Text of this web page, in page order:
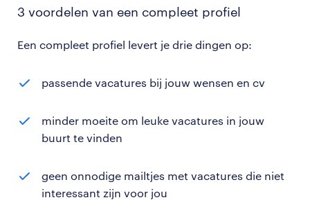
3 voordelen van een compleet profiel
Een compleet profiel levert je drie dingen op:
passende vacatures bij jouw wensen en cv
minder moeite om leuke vacatures in jouw
buurt te vinden
geen onnodige mailtjes met vacatures die niet
interessant zijn voor jou